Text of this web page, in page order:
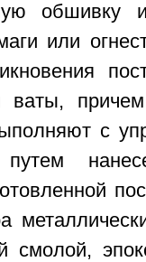
обшивку
или
ваты,
с
смолой,